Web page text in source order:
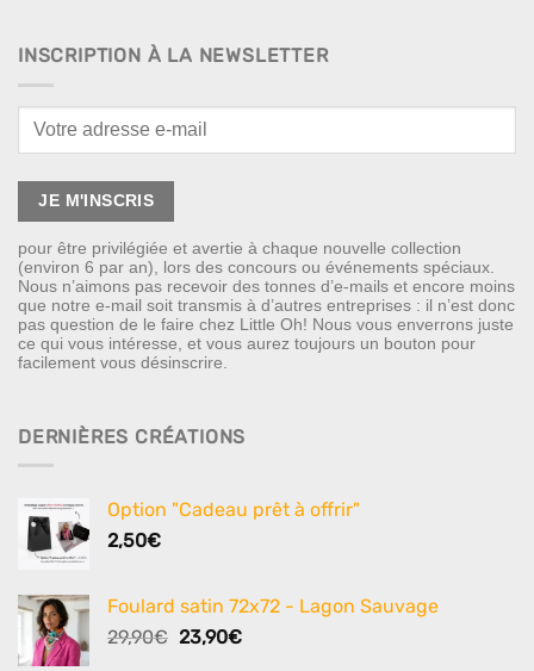
INSCRIPTION À LA NEWSLETTER
pour être privilégiée et avertie à chaque nouvelle collection
(environ 6 par an), lors des concours ou événements spéciaux.
Nous n’aimons pas recevoir des tonnes d’e-mails et encore moins
que notre e-mail soit transmis à d’autres entreprises : il n’est donc
pas question de le faire chez Little Oh! Nous vous enverrons juste
ce qui vous intéresse, et vous aurez toujours un bouton pour
facilement vous désinscrire.
DERNIÈRES CRÉATIONS
Option "Cadeau prêt à offrir"
2,50€
Foulard satin 72x72 - Lagon Sauvage
29,90€ Le
23,90€Le